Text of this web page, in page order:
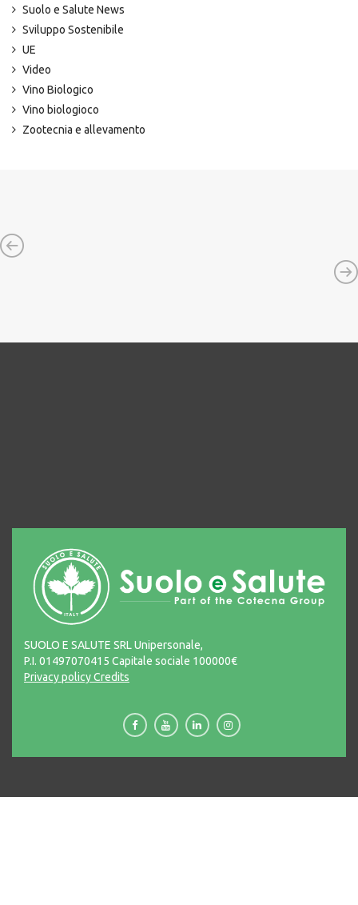
Suolo e Salute News
Sviluppo Sostenibile
UE
Video
Vino Biologico
Vino biologioco
Zootecnia e allevamento
SUOLO E SALUTE SRL Unipersonale,
P.I. 01497070415 Capitale sociale 100000€
Privacy policyCredits